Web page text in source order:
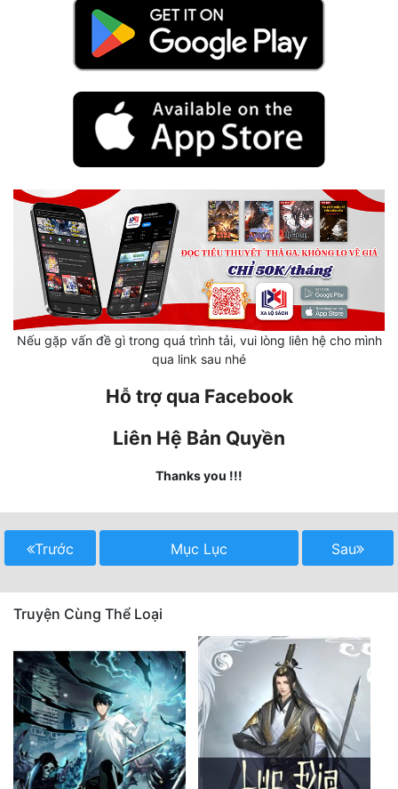
Nữ Cường
Nữ Phụ
Phong Thủy - Tâm Linh
Phương Tây
Phản Phái
Thanh Xuân
Tiên Hiệp
Trinh Thám
Triều Đấu
Trùng Sinh
Trọng Sinh
Nếu gặp vấn đề gì trong quá trình tải, vui lòng liên hệ cho mình
qua link sau nhé
Hỗ trợ qua Facebook
Liên Hệ Bản Quyền
Thanks you !!!
Trước Mục Lục Sau
Truyện Cùng Thể Loại